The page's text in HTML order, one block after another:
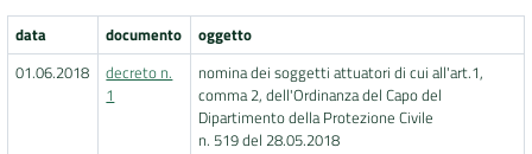
data documento
oggetto
01.06.2018
decreto n.
1
nomina dei soggetti attuatori di cui all'art.1,
comma 2, dell'Ordinanza del Capo del
Dipartimento della Protezione Civile
n. 519 del 28.05.2018